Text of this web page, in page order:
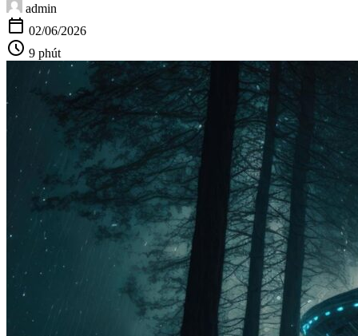
admin
calendar_today 02/06/2026
schedule 9 phút